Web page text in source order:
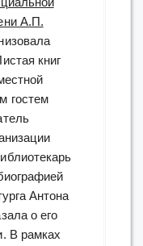
А.П.
книг
гостем
Антона
о его
В рамках